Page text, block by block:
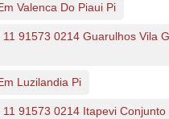
Valenca Do Piaui Pi
11 91573 0214 Guarulhos Vila
Luzilandia Pi
11 91573 0214 Itapevi Conjunto